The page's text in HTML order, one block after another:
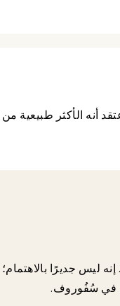
أنه الأكثر طبيعية من
ليس جديرًا
في سُفُوروف.